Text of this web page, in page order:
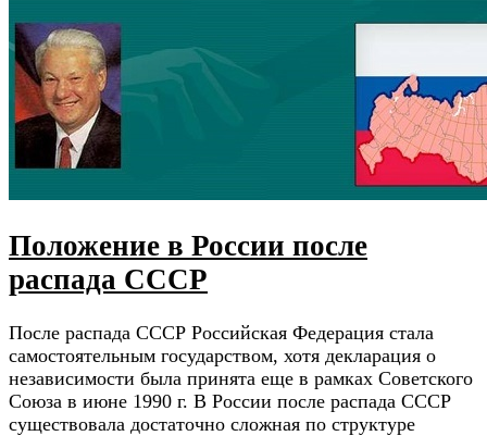
Положение в России после
распада СССР
После распада СССР Российская Федерация стала
самостоятельным государством, хотя декларация о
независимости была принята еще в рамках Советского
Союза в июне 1990 г. В России после распада СССР
существовала достаточно сложная по структуре